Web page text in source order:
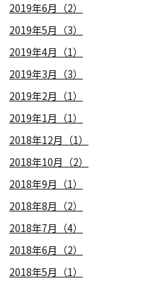
2019年6月（2）
2019年5月（3）
2019年4月（1）
2019年3月（3）
2019年2月（1）
2019年1月（1）
2018年12月（1）
2018年10月（2）
2018年9月（1）
2018年8月（2）
2018年7月（4）
2018年6月（2）
2018年5月（1）